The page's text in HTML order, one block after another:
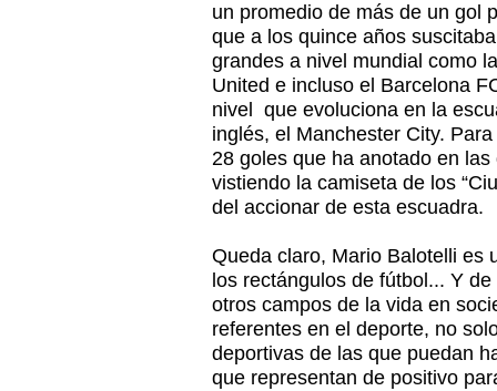
un promedio de más de un gol
que a los quince años
grandes a nivel mundial como
United e incluso el Barcelona
nivel que evoluciona en la
inglés, el Manchester City.
28 goles que ha anotado en
vistiendo la camiseta de los
del accionar de esta escuadra.
Queda claro, Mario Balotelli es
los rectángulos de fútbol... Y
otros campos de la vida en
referentes en el deporte, no
deportivas de las que puedan
que representan de positivo